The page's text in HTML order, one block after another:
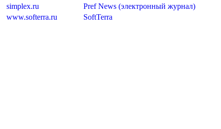
simplex.ru
Pref News (электронный журнал)
www.softerra.ru
SoftTerra